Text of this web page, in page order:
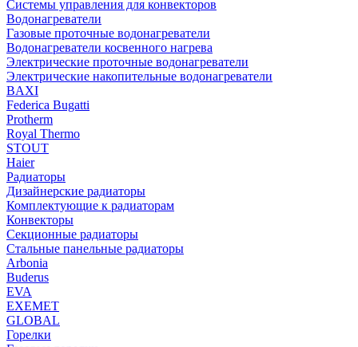
Системы управления для конвекторов
Водонагреватели
Газовые проточные водонагреватели
Водонагреватели косвенного нагрева
Электрические проточные водонагреватели
Электрические накопительные водонагреватели
BAXI
Federica Bugatti
Protherm
Royal Thermo
STOUT
Haier
Радиаторы
Дизайнерские радиаторы
Комплектующие к радиаторам
Конвекторы
Секционные радиаторы
Стальные панельные радиаторы
Arbonia
Buderus
EVA
EXEMET
GLOBAL
Горелки